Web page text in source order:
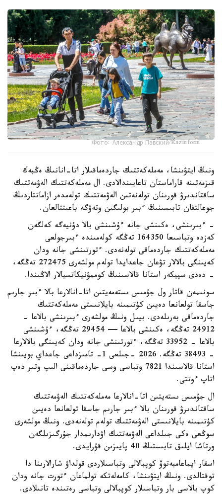
Фото: Александр Павский/Kazinform
ونىڭ ايتۋىنشا، مەملەكەتتىك جاردەماقىلار اتا-انانىڭ ەڭبەك
قىزمەتىنە قاراماستان تاعايىندالادى. ال مەملەكەتتىك الەۋمەتتىك
ساقتاندىرۋ قورىنان تولەنەتىن الەۋمەتتىك تولەمدەر ازاماتتاردىڭ
جوعالتقان تابىسىنىڭ ءبىر بولىگىن وتەۋگە باعىتتالعان.
- ءبىرىنشى، ەكىنشى جانە ءۇشىنشى بالا دۇنيەگە كەلگەن
كەزدە وتباسىعا 164350 تەڭگە كولەمىندە ءبىرجولعى
مەملەكەتتىك جاردەماقى تولەنەدى. ءتورتىنشى جانە ودان
كەيىنگى بالالار تۋعان جاعدايدا تولەم مولشەرى 272475 تەڭگە،
- دەدى سپيكەر استانا قالاسىنىڭ كوممۋنيكاتسيالار الاڭىندا.
سونىمەن قاتار ول جۇمىس ىستەمەيتىن اتا-انالارعا بالا ءبىر جارىم
جاسقا تولعانعا دەيىن كۇتىمىنە بايلانىستى مەملەكەتتىك
جاردەماقى بەرىلەدى. بيىل ونىڭ مولشەرى ءبىرىنشى بالاعا -
24912 تەڭگە، ەكىنشى بالاعا — 29454 تەڭگە، ءۇشىنشى
بالاعا - 33952 تەڭگە، ءتورتىنشى جانە ودان كەيىنگى بالالارعا
- 38493 تەڭگە. 2026 -جىلعى 1- تامىزداعى جاعداي بويىنشا
استانا قالاسىندا 7821 وتباسى وسى جاردەماقىنى الىپ وتىر دەپ
اتاپ ءوتتى.
ال جۇمىس ىستەيتىن اتا-انالارعا مەملەكەتتىك الەۋمەتتىك
ساقتاندىرۋ قورىنان بالا ءبىر جارىم جاسقا تولعانعا دەيىن
كۇتىمىنە بايلانىستى الەۋمەتتىك تولەم تولەنەدى. ونىڭ مولشەرى
سوڭعى ەكى جىلداعى الەۋمەتتىك اۋدارىمدار جۇرگىزىلگەن
ورتاشا ايلىق تابىستىڭ 40 پايىزىن قۇرايدى.
اسقار ايماعامبەتوۆ كوپبالالى وتباسىلاردى قولداۋ شارالارىنا دا
توقتالدى. ونىڭ ايتۋىنشا، كامەلەتكە تولماعان ءتورت جانە ودان
كوپ بالاسى بار وتباسىلار كوپبالالى وتباسى رەتىندە تانىلادى.